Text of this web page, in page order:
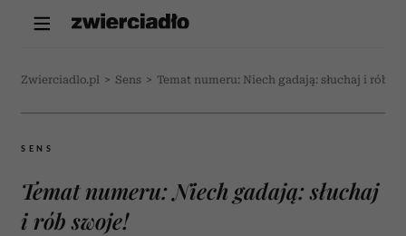
Zwierciadlo.pl > Sens > Temat numeru: Niech gadają: słuchaj i rób
SENS
Temat numeru: Niech gadają: słuchaj
i rób swoje!